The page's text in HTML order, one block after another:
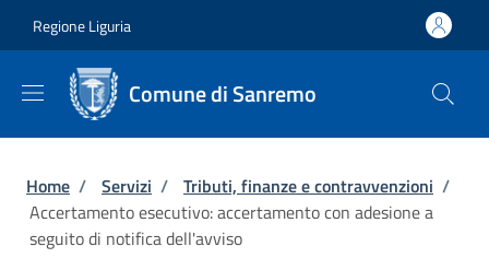
Regione Liguria
Comune di Sanremo
Briciole di pane
Home / Servizi / Tributi, finanze e contravvenzioni /
Accertamento esecutivo: accertamento con adesione a
seguito di notifica dell'avviso